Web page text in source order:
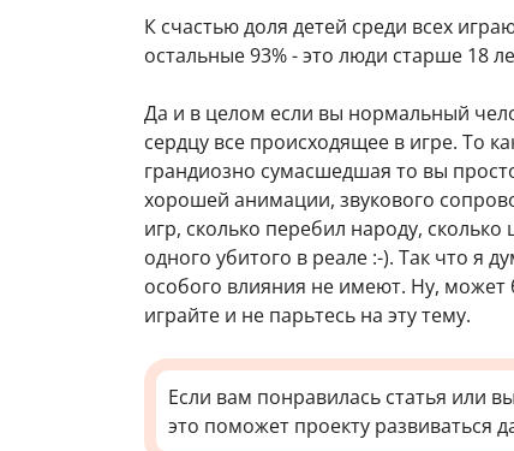
К счастью доля детей среди всех
остальные 93% - это люди старше 18
Да и в целом если вы нормальный
сердцу все происходящее в игре. То
грандиозно сумасшедшая то вы
хорошей анимации, звукового
игр, сколько перебил народу,
одного убитого в реале :-). Так что я
особого влияния не имеют. Ну, может
играйте и не парьтесь на эту тему.
Если вам понравилась статья или
это поможет проекту развиваться